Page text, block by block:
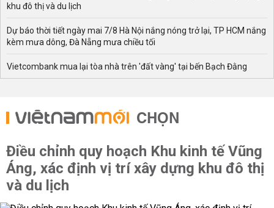
- Giảm béo không thể đạt hiệu quả nếu chỉ ăn kiêng mà
- Nguyên tắc giảm cân nhanh là tuyệt đối tránh xa các
nhanh, thức ăn dầu mỡ….
nó khiến mỡ dễ tích tụ.
hành trong suốt công cuộc tiêu mỡ, thu gọn người.
- Thay vì chỉ nằm lướt web, xem phim, chơi game vào
thời gian rảnh, bạn nên đi dạo, chạy bộ hoặc tập thể
dục.
khu đô thị và du lịch
Dự báo thời tiết ngày mai 7/8 Hà Nội nắng nóng trở lại, TP HCM nắng
kèm mưa dông, Đà Nẵng mưa chiều tối
Vietcombank mua lại tòa nhà trên 'đất vàng' tại bến Bạch Đằng
CHỌN
Điều chỉnh quy hoạch Khu kinh tế Vũng
Áng, xác định vị trí xây dựng khu đô thị
và du lịch